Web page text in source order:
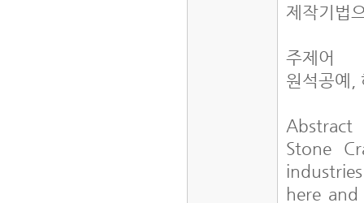
제작기법
주제어
원석공예,
Abstract
Stone
here